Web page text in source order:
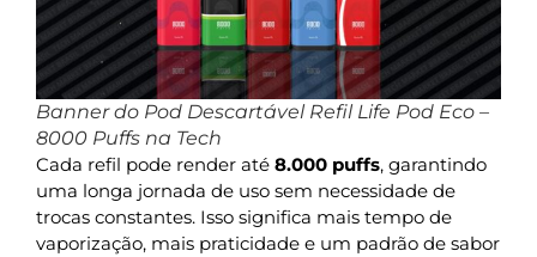
Banner do Pod Descartável Refil Life Pod Eco –
8000 Puffs na Tech
Cada refil pode render até 8.000 puffs, garantindo
uma longa jornada de uso sem necessidade de
trocas constantes. Isso significa mais tempo de
vaporização, mais praticidade e um padrão de sabor